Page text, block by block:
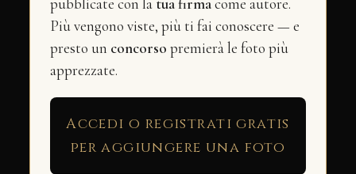
pubblicate con la tua firmacome autore.
Più vengono viste, più ti fai conoscere — e
presto un concorso premierà le foto più
apprezzate.
Accedi o registrati gratis
per aggiungere una foto